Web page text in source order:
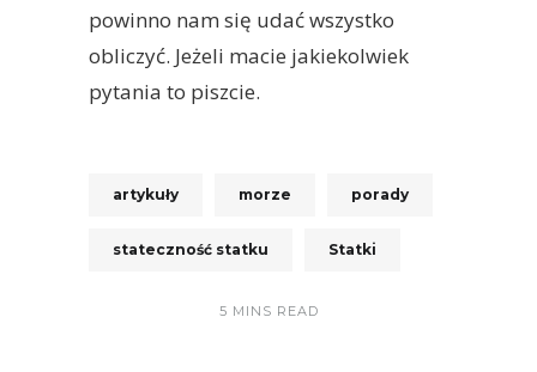
powinno nam się udać wszystko
obliczyć. Jeżeli macie jakiekolwiek
pytania to piszcie.
artykuły morze porady
stateczność statku Statki
5 MINS READ